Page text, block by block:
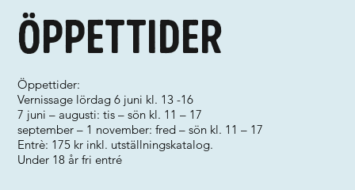
Öppettider
Öppettider:
Vernissage lördag 6 juni kl. 13 -16
7 juni – augusti: tis – sön kl. 11 – 17
september – 1 november: fred – sön kl. 11 – 17
Entrè: 175 kr inkl. utställningskatalog.
Under 18 år fri entré